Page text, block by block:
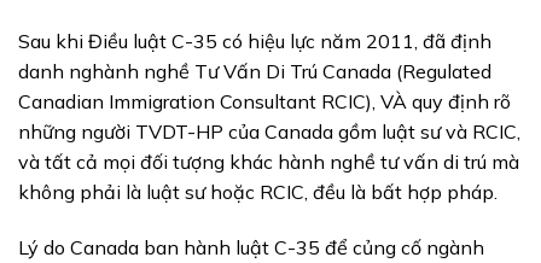
Sau khi Điều luật C-35 có hiệu lực năm 2011, đã định
danh nghành nghề Tư Vấn Di Trú Canada (Regulated
Canadian Immigration Consultant RCIC), VÀ quy định rõ
những người TVDT-HP của Canada gồm luật sư và RCIC,
và tất cả mọi đối tượng khác hành nghề tư vấn di trú mà
không phải là luật sư hoặc RCIC, đều là bất hợp pháp.
Lý do Canada ban hành luật C-35 để củng cố ngành